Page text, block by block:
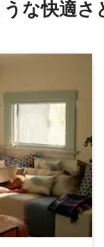
な快⁠適⁠さ⁠